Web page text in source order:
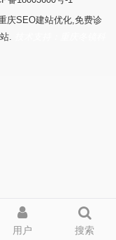
用户 搜索
庆SEO建站优化,免费诊
.